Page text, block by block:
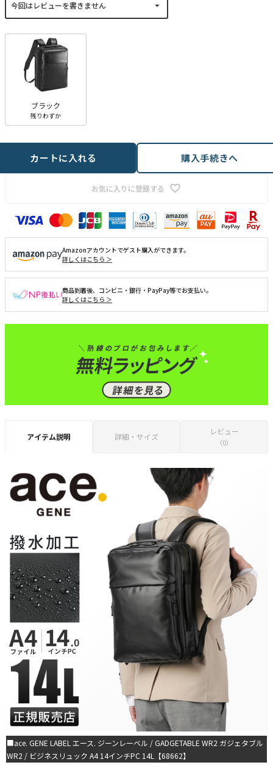
ブラック
残りわずか
お気に入りに登録する
カートに入れる 購入手続きへ
Amazonアカウントでゲスト購入ができます。
詳しくはこちら ＞
商品到着後、コンビニ・銀行・PayPay等でお支払い。
詳しくはこちら ＞
アイテム説明 詳細・サイズ
レビュー
（0）
■ace. GENE LABEL エース. ジーンレーベル / GADGETABLE WR2 ガジェタブル
WR2 / ビジネスリュック A4 14インチPC 14L【68662】